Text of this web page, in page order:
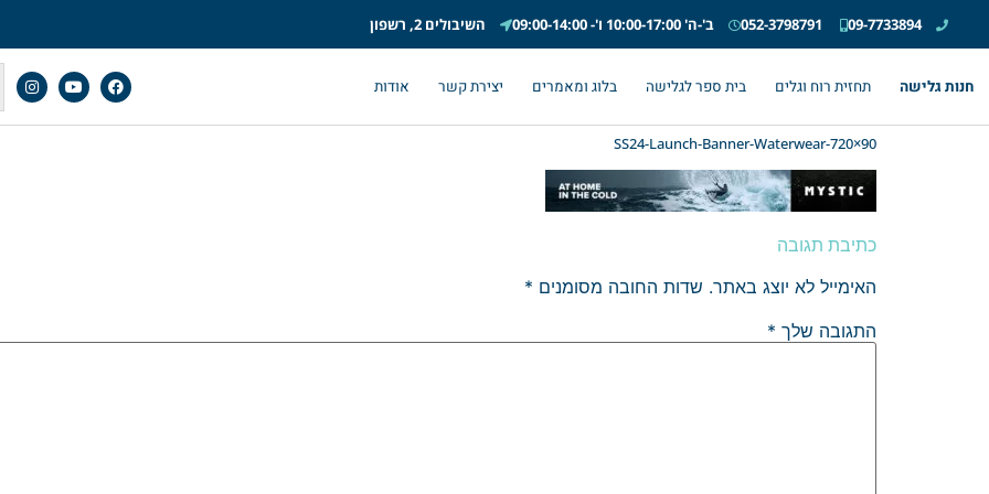
09-7733894
052-3798791 ב'-ה' 10:00-17:00 ו'- 09:00-14:00 השיבולים 2, רשפון
חנות גלישה תחזית רוח וגלים בית ספר לגלישה בלוג ומאמרים יצירת קשר אודות
SS24-Launch-Banner-Waterwear-720×90
כתיבת תגובה
האימייל לא יוצג באתר. שדות החובה מסומנים *
התגובה שלך *